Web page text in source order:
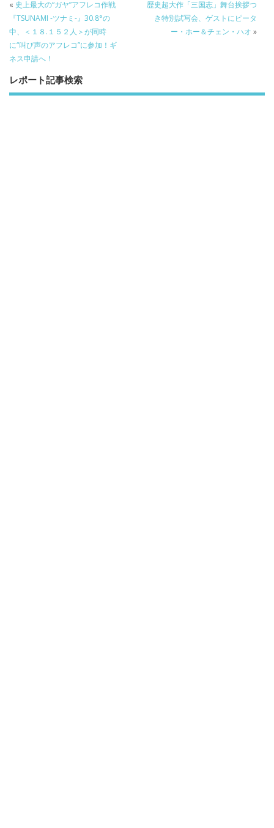
« 史上最大の“ガヤ”アフレコ作戦
『TSUNAMI -ツナミ-』30.8°の
中、＜１８.１５２人＞が同時
に“叫び声のアフレコ”に参加！ギ
ネス申請へ！
歴史超大作「三国志」舞台挨拶つ
き特別試写会、ゲストにピータ
ー・ホー＆チェン・ハオ »
レポート記事検索